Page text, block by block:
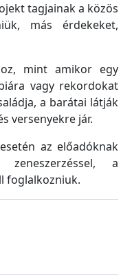
tagjainak a közös
más érdekeket,
mint amikor egy
vagy rekordokat
a barátai látják
versenyekre jár.
az előadóknak
a
foglalkozniuk.